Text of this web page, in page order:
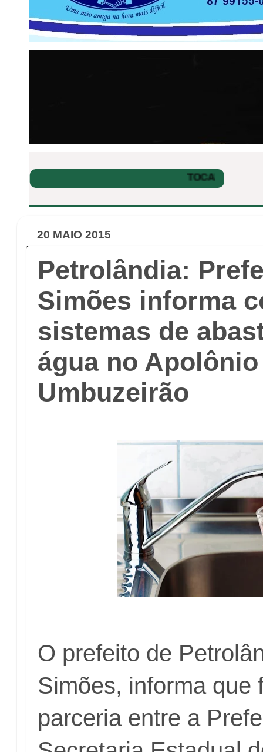
20 MAIO 2015
Petrolândia:
Simões informa
sistemas de
água no
Umbuzeirão
O prefeito de
Simões, informa que
parceria entre a